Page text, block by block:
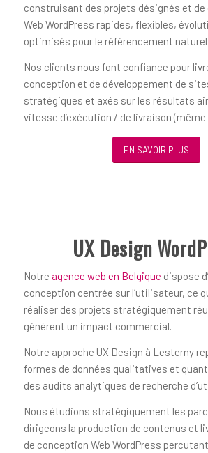
construisant des projets désignés et de
Web WordPress rapides, flexibles,
optimisés pour le référencement naturel
Nos clients nous font confiance pour
conception et de développement de
stratégiques et axés sur les résultats
vitesse d’exécution / de livraison
EN SAVOIR PLUS
UX Design
Notre agence web en Belgique dispose
conception centrée sur l’utilisateur, ce
réaliser des projets stratégiquement
génèrent un impact commercial.
Notre approche UX Design à Lesterny
formes de données qualitatives et
des audits analytiques de recherche
Nous étudions stratégiquement les
dirigeons la production de contenus et
de conception Web WordPress